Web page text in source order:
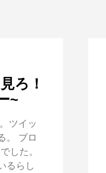
ろ！
~
ツイッ
。 ブロ
した。
るらし